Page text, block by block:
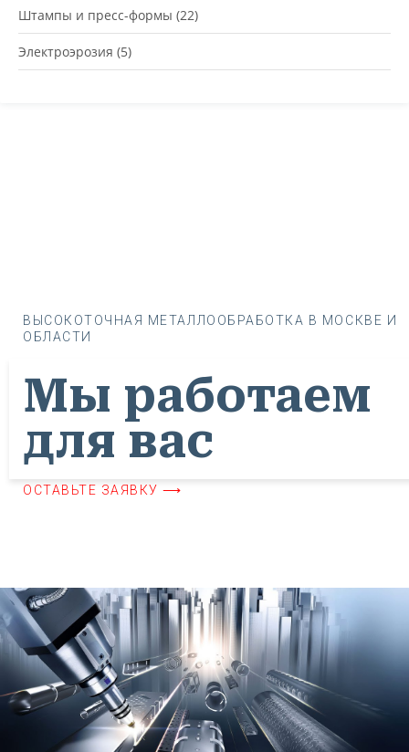
Штампы и пресс-формы (22)
Электроэрозия (5)
ВЫСОКОТОЧНАЯ МЕТАЛЛООБРАБОТКА В МОСКВЕ И
ОБЛАСТИ
Мы работаем
для вас
ОСТАВЬТЕ ЗАЯВКУ ⟶